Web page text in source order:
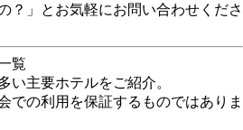
？」とお気軽にお問い合わせくださ
覧
い主要ホテルをご紹介。
での利用を保証するものではありま